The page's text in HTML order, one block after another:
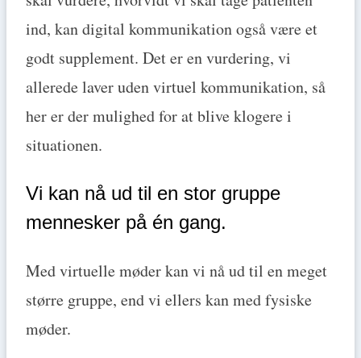
ind, kan digital kommunikation også være et
godt supplement. Det er en vurdering, vi
allerede laver uden virtuel kommunikation, så
her er der mulighed for at blive klogere i
situationen.
Vi kan nå ud til en stor gruppe
mennesker på én gang.
Med virtuelle møder kan vi nå ud til en meget
større gruppe, end vi ellers kan med fysiske
møder.